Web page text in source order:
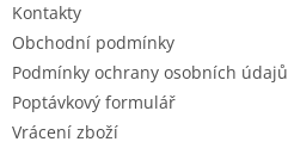
Kontakty
Obchodní podmínky
Podmínky ochrany osobních údajů
Poptávkový formulář
Vrácení zboží